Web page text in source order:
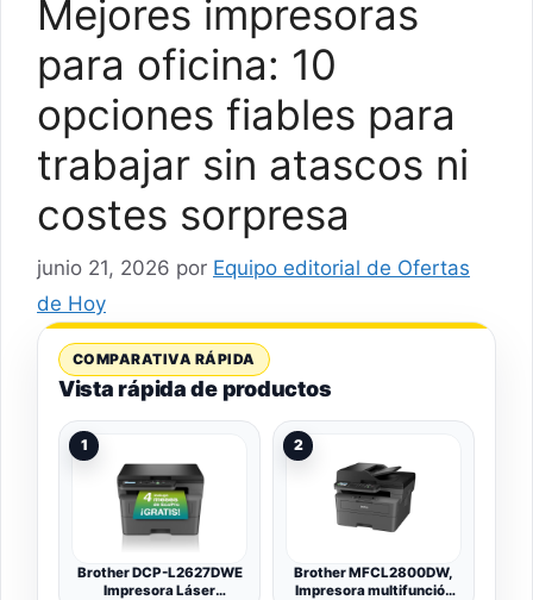
Mejores impresoras
para oficina: 10
opciones fiables para
trabajar sin atascos ni
costes sorpresa
junio 21, 2026 por Equipo editorial de Ofertas
de Hoy
COMPARATIVA RÁPIDA
Vista rápida de productos
1
Brother DCP-L2627DWE
Impresora Láser
2
Brother MFCL2800DW,
Impresora multifunción